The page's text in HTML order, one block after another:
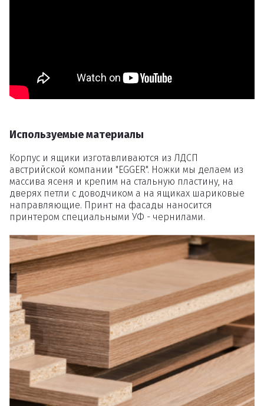
Используемые материалы
Корпус и ящики изготавливаются из ЛДСП
австрийской компании "EGGER". Ножки мы делаем из
массива ясеня и крепим на стальную пластину, на
дверях петли с доводчиком а на ящиках шариковые
направляющие. Принт на фасады наносится
принтером специальными УФ - чернилами.
Вы точно хотите удалить
Удалить